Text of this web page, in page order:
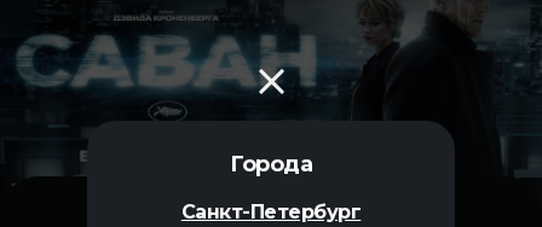
Города
Санкт-Петербург